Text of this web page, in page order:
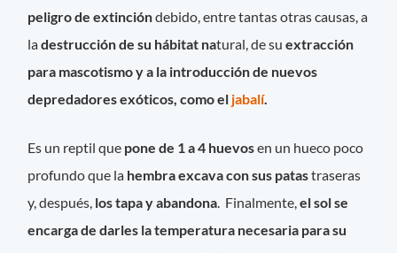
peligro de extincióndebido, entre tantas otras causas, a
ladestrucción de su hábitat natural, de suextracción
para mascotismo y a la introducción de nuevos
depredadores exóticos, como el jabalí.
Es un reptil que pone de 1 a 4 huevosen un hueco poco
profundo que la hembra excava con sus patastraseras
y, después, los tapa y abandona. Finalmente,el sol se
encarga de darles la temperatura necesaria para su